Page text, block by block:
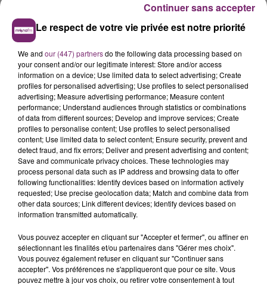
La Bulle - Guinguette éphémère
de Frelinghien !
éclipse solaire du 12 Août 2026
Le respect de votre vie privée est notre priorité
We and our (447) partnersdo the following data processing based on
your consent and/or our legitimate interest: Store and/or access
information on a device; Use limited data to select advertising; Create
profiles for personalised advertising; Use profiles to select personalised
advertising; Measure advertising performance; Measure content
performance; Understand audiences through statistics or combinations
of data from different sources; Develop and improve services; Create
profiles to personalise content; Use profiles to select personalised
content; Use limited data to select content; Ensure security, prevent and
detect fraud, and fix errors; Deliver and present advertising and content;
Save and communicate privacy choices. These technologies may
process personal data such as IP address and browsing data to offer
following functionalities: Identify devices based on information actively
requested; Use precise geolocation data; Match and combine data from
other data sources; Link different devices; Identify devices based on
information transmitted automatically.
Vous pouvez accepter en cliquant sur "Accepter et fermer", ou affiner en
sélectionnant les finalités et/ou partenaires dans "Gérer mes choix".
Vous pouvez également refuser en cliquant sur "Continuer sans
accepter". Vos préférences ne s'appliqueront que pour ce site. Vous
pouvez mettre à jour vos choix, ou retirer votre consentement à tout
Continuer sans accepter